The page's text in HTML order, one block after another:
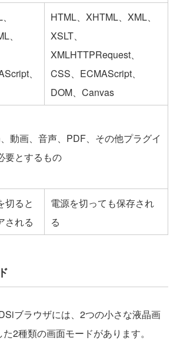
、
、
HTML、XHTML、XML、
XSLT、
XMLHTTPRequest、
CSS、ECMAScript、
DOM、Canvas
動画、音声、PDF、その他プラグイ
要とするもの
切ると
される
電源を切っても保存され
る
ブラウザには、2つの小さな液晶画
2種類の画面モードがあります。